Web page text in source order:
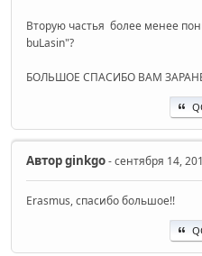
Вторую частья более менее
buLasin"?
БОЛЬШОЕ СПАСИБО ВАМ
Авторginkgo- сентября 14,
Erasmus, спасибо большое!!